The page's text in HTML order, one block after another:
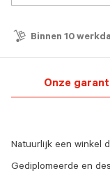
Binnen 10
Onze
Natuurlijk een winkel
Gediplomeerde en